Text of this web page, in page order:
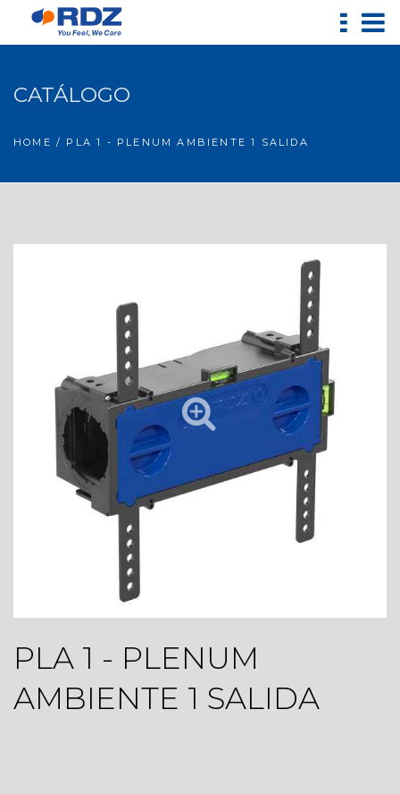
CATÁLOGO
HOME / PLA 1 - PLENUM AMBIENTE 1 SALIDA
PLA 1 - PLENUM
AMBIENTE 1 SALIDA